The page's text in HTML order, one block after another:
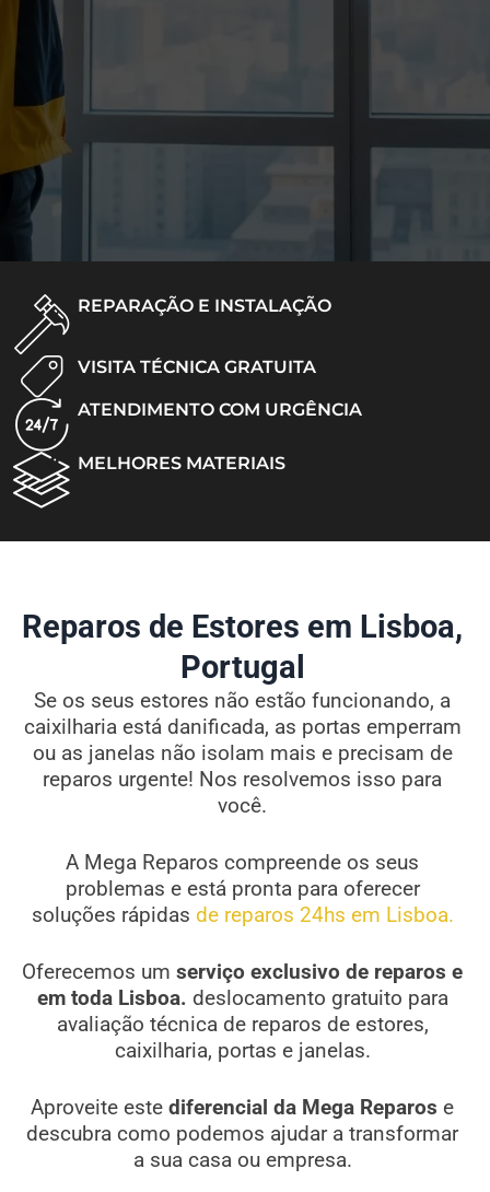
REPARAÇÃO E INSTALAÇÃO
VISITA TÉCNICA GRATUITA
ATENDIMENTO COM URGÊNCIA
MELHORES MATERIAIS
Reparos de Estores em Lisboa,
Portugal
Se os seus estores não estão funcionando, a
caixilharia está danificada, as portas emperram
ou as janelas não isolam mais e precisam de
reparos urgente! Nos resolvemos isso para
você.
A Mega Reparos compreende os seus
problemas e está pronta para oferecer
soluções rápidas de reparos 24hs em Lisboa.
Oferecemos um serviço exclusivo de reparos e
em toda Lisboa. deslocamento gratuito para
avaliação técnica de reparos de estores,
caixilharia, portas e janelas.
Aproveite estediferencial da Mega Reparos e
descubra como podemos ajudar a transformar
a sua casa ou empresa.